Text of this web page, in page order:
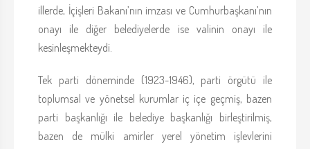
illerde, İçişleri Bakanı’nın imzası ve Cumhurbaşkanı’nın
onayı ile diğer belediyelerde ise valinin onayı ile
kesinleşmekteydi.
Tek parti döneminde (1923-1946), parti örgütü ile
toplumsal ve yönetsel kurumlar iç içe geçmiş, bazen
parti başkanlığı ile belediye başkanlığı birleştirilmiş,
bazen de mülki amirler yerel yönetim işlevlerini